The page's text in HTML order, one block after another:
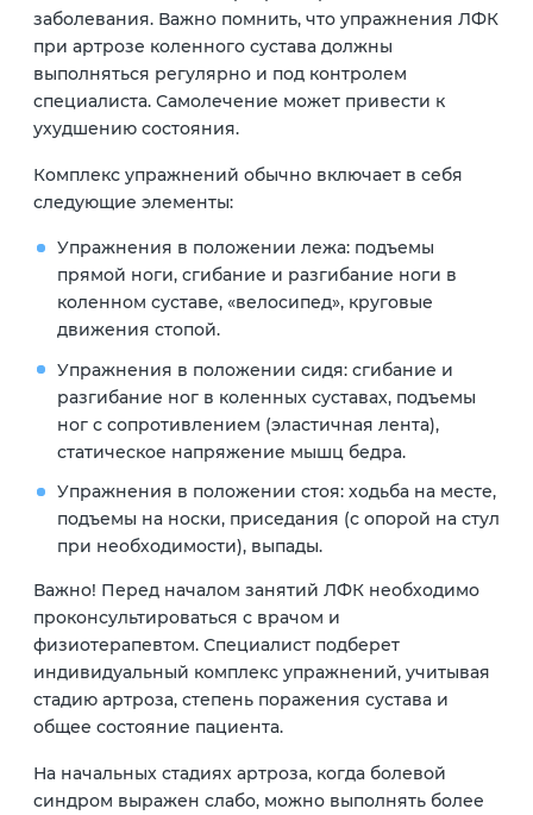
заболевания. Важно помнить, что упражнения ЛФК
при артрозе коленного сустава должны
выполняться регулярно и под контролем
специалиста. Самолечение может привести к
ухудшению состояния.
Комплекс упражнений обычно включает в себя
следующие элементы:
Упражнения в положении лежа: подъемы
прямой ноги, сгибание и разгибание ноги в
коленном суставе, «велосипед», круговые
движения стопой.
Упражнения в положении сидя: сгибание и
разгибание ног в коленных суставах, подъемы
ног с сопротивлением (эластичная лента),
статическое напряжение мышц бедра.
Упражнения в положении стоя: ходьба на месте,
подъемы на носки, приседания (с опорой на стул
при необходимости), выпады.
Важно! Перед началом занятий ЛФК необходимо
проконсультироваться с врачом и
физиотерапевтом. Специалист подберет
индивидуальный комплекс упражнений, учитывая
стадию артроза, степень поражения сустава и
общее состояние пациента.
На начальных стадиях артроза, когда болевой
синдром выражен слабо, можно выполнять более